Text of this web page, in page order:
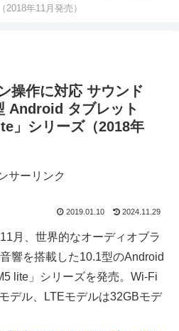
2018年11月発売）
操作に対応 サウンド
Android タブレット
」シリーズ（2018年
サーリンク
2019.01.10 2024.11.29
月、世界的なオーディオブラ
響を搭載した10.1型のAndroid
lite」シリーズを発売。Wi-Fi
デル、LTEモデルは32GBモデ